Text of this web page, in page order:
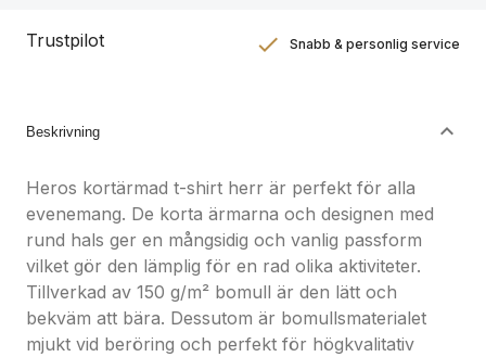
Trustpilot Snabb & personlig service
Beskrivning
Heros kortärmad t-shirt herr är perfekt för alla
evenemang. De korta ärmarna och designen med
rund hals ger en mångsidig och vanlig passform
vilket gör den lämplig för en rad olika aktiviteter.
Tillverkad av 150 g/m² bomull är den lätt och
bekväm att bära. Dessutom är bomullsmaterialet
mjukt vid beröring och perfekt för högkvalitativ